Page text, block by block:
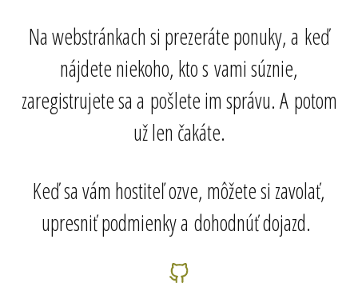
Na webstránkach si prezeráte ponuky, a keď
nájdete niekoho, kto s vami súznie,
zaregistrujete sa a pošlete im správu. A potom
už len čakáte.
Keď sa vám hostiteľ ozve, môžete si zavolať,
upresniť podmienky a dohodnúť dojazd.